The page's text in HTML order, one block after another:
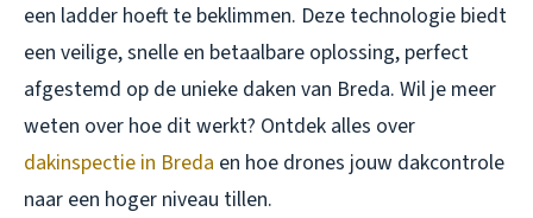
een ladder hoeft te beklimmen. Deze technologie biedt
een veilige, snelle en betaalbare oplossing, perfect
afgestemd op de unieke daken van Breda. Wil je meer
weten over hoe dit werkt? Ontdek alles over
dakinspectie in Breda en hoe drones jouw dakcontrole
naar een hoger niveau tillen.